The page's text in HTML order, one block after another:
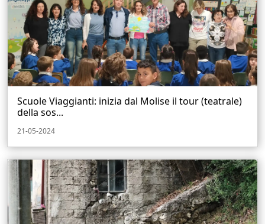
Scuole Viaggianti: inizia dal Molise il tour (teatrale)
della sos...
21-05-2024